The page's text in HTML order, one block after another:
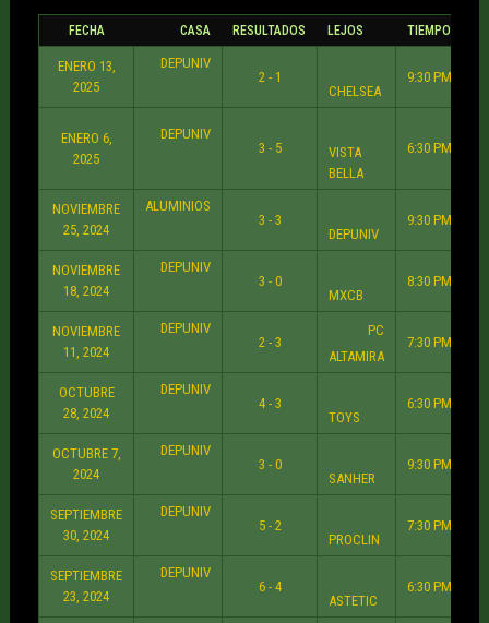
FECHA CASA RESULTADOS LEJOS TIEMPO
ENERO 13,
2025
DEPUNIV
2 - 1
CHELSEA
9:30 PM
ENERO 6,
2025
DEPUNIV
3 - 5
VISTA
BELLA
6:30 PM
NOVIEMBRE
25, 2024
ALUMINIOS
3 - 3
DEPUNIV
9:30 PM
NOVIEMBRE
18, 2024
DEPUNIV
3 - 0
MXCB
8:30 PM
NOVIEMBRE
11, 2024
DEPUNIV
2 - 3
PC
ALTAMIRA
7:30 PM
OCTUBRE
28, 2024
DEPUNIV
4 - 3
TOYS
6:30 PM
OCTUBRE 7,
2024
DEPUNIV
3 - 0
SANHER
9:30 PM
SEPTIEMBRE
30, 2024
DEPUNIV
5 - 2
PROCLIN
7:30 PM
SEPTIEMBRE
23, 2024
DEPUNIV
6 - 4
ASTETIC
6:30 PM